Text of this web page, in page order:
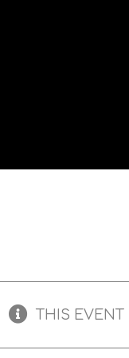
THIS EVENT